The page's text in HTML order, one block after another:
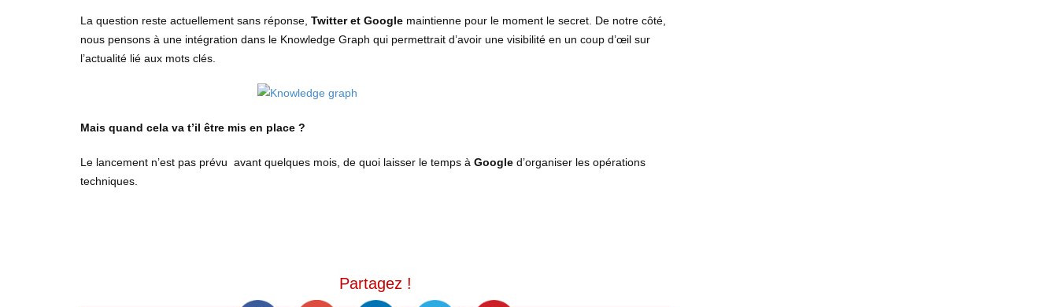
La question reste actuellement sans réponse, Twitter et Google maintienne pour le moment le secret. De notre côté,
nous pensons à une intégration dans le Knowledge Graph qui permettrait d’avoir une visibilité en un coup d’œil sur
l’actualité lié aux mots clés.
Mais quand cela va t’il être mis en place ?
Le lancement n’est pas prévu avant quelques mois, de quoi laisser le temps à Google d’organiser les opérations
techniques.
Partagez !